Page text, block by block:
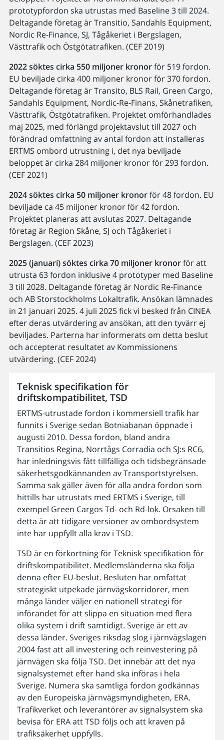
prototypfordon ska utrustas med Baseline 3 till 2024.
Deltagande företag är Transitio, Sandahls Equipment,
Nordic Re-Finance, SJ, Tågåkeriet i Bergslagen,
Västtrafik och Östgötatrafiken. (CEF 2019)
2022 söktes cirka 550 miljoner kronorför 519 fordon.
EU beviljade cirka 400 miljoner kronor för 370 fordon.
Deltagande företag är Transito, BLS Rail, Green Cargo,
Sandahls Equipment, Nordic-Re-Finans, Skånetrafiken,
Västtrafik, Östgötatrafiken. Projektet omförhandlades
maj 2025, med förlängd projektavslut till 2027 och
förändrad omfattning av antal fordon att installeras
ERTMS ombord utrustning i, det nya beviljade
beloppet är cirka 284 miljoner kronor för 293 fordon.
(CEF 2021)
2024 söktes cirka 50 miljoner kronorför 48 fordon. EU
beviljade ca 45 miljoner kronor för 42 fordon.
Projektet planeras att avslutas 2027. Deltagande
företag är Region Skåne, SJ och Tågåkeriet i
Bergslagen. (CEF 2023)
2025 (januari) söktes cirka 70 miljoner kronorför att
utrusta 63 fordon inklusive 4 prototyper med Baseline
3 till 2028. Deltagande företag är Nordic Re-Finance
och AB Storstockholms Lokaltrafik. Ansökan lämnades
in 21 januari 2025. 4 juli 2025 fick vi besked från CINEA
efter deras utvärdering av ansökan, att den tyvärr ej
beviljades. Parterna har informerats om detta beslut
och accepterat resultatet av Kommissionens
utvärdering. (CEF 2024)
Teknisk specifikation för
driftskompatibilitet, TSD
ERTMS-utrustade fordon i kommersiell trafik har
funnits i Sverige sedan Botniabanan öppnade i
augusti 2010. Dessa fordon, bland andra
Transitios Regina, Norrtågs Corradia och SJ:s RC6,
har inledningsvis fått tillfälliga och tidsbegränsade
säkerhetsgodkännanden av Transportstyrelsen.
Samma sak gäller även för alla andra fordon som
hittills har utrustats med ERTMS i Sverige, till
exempel Green Cargos Td- och Rd-lok. Orsaken till
detta är att tidigare versioner av ombordsystem
inte har uppfyllt alla krav i TSD.
TSD är en förkortning för Teknisk specifikation för
driftskompatibilitet. Medlemsländerna ska följa
denna efter EU-beslut. Besluten har omfattat
strategiskt utpekade järnvägskorridorer, men
många länder väljer en nationell strategi för
införandet för att slippa en situation med flera
olika system i drift samtidigt. Sverige är ett av
dessa länder. Sveriges riksdag slog i järnvägslagen
2004 fast att all investering och reinvestering på
järnvägen ska följa TSD. Det innebär att det nya
signalsystemet efter hand ska införas i hela
Sverige. Numera ska samtliga fordon godkännas
av den Europeiska järnvägsmyndigheten, ERA.
Trafikverket och leverantörer av signalsystem ska
bevisa för ERA att TSD följs och att kraven på
trafiksäkerhet uppfylls.